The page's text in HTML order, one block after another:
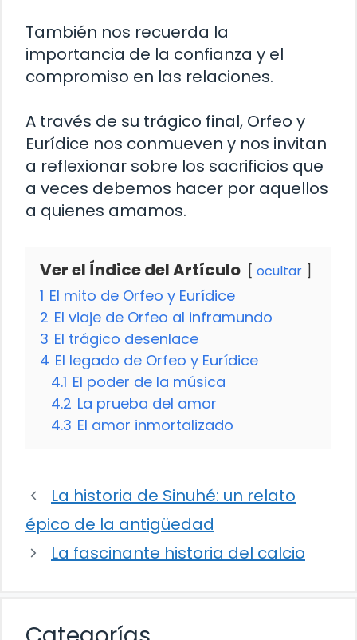
También nos recuerda la
importancia de la confianza y el
compromiso en las relaciones.
A través de su trágico final, Orfeo y
Eurídice nos conmueven y nos invitan
a reflexionar sobre los sacrificios que
a veces debemos hacer por aquellos
a quienes amamos.
Ver el Índice del Artículo ocultar
1 El mito de Orfeo y Eurídice
2 El viaje de Orfeo al inframundo
3 El trágico desenlace
4 El legado de Orfeo y Eurídice
4.1 El poder de la música
4.2 La prueba del amor
4.3 El amor inmortalizado
La historia de Sinuhé: un relato
épico de la antigüedad
La fascinante historia del calcio